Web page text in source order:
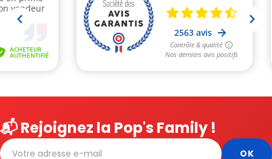
📬 Rejoignez la Pop's Family !